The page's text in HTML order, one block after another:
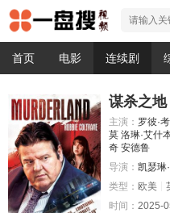
首页 电影 连续剧
谋杀之地
主演： 罗彼·
莫 洛琳·艾什
奇 安德鲁
导演： 凯瑟琳
类型： 欧美
时间： 2025-